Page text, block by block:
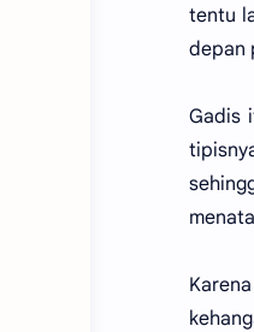
tentu
depan
Gadis